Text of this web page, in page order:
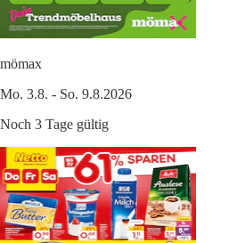
mömax
Mo. 3.8. - So. 9.8.2026
Noch 3 Tage gültig